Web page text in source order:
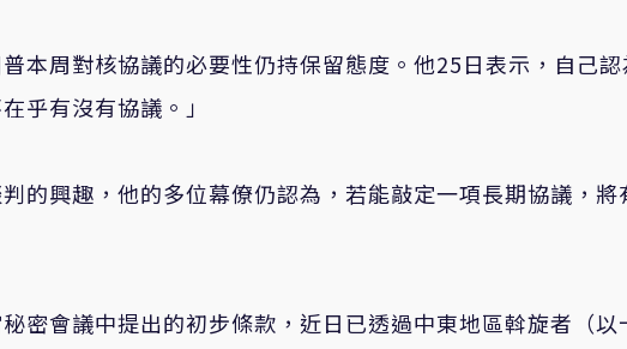
本周對核協議的必要性仍持保留態度。他25日表示，自己認
乎有沒有協議。」
的興趣，他的多位幕僚仍認為，若能敲定一項長期協議，將
密會議中提出的初步條款，近日已透過中東地區斡旋者（以